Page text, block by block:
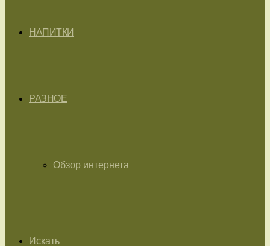
НАПИТКИ
РАЗНОЕ
Обзор интернета
Искать